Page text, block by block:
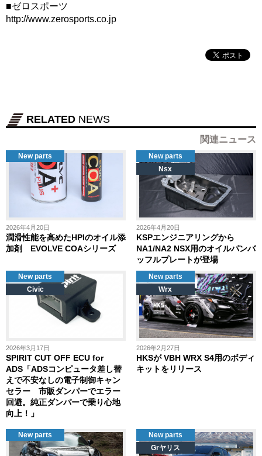
■ゼロスポーツ
http://www.zerosports.co.jp
RELATED NEWS
関連ニュース
2026年4月20日
潤滑性能を高めたHPIのオイル添
加剤 EVOLVE COAシリーズ
New parts
2026年4月20日
KSPエンジニアリングから
NA1/NA2 NSX用のオイルパンバ
ッフルプレートが登場
New parts
Nsx
2026年3月17日
SPIRIT CUT OFF ECU for
ADS「ADSコンピュータ差し替
えで不安なしの電子制御キャン
セラー 市販ダンパーでエラー
回避。純正ダンパーで乗り心地
向上！」
New parts
Civic
2026年2月27日
HKSが VBH WRX S4用のボディ
キットをリリース
New parts
Wrx
New parts
New parts
Grヤリス